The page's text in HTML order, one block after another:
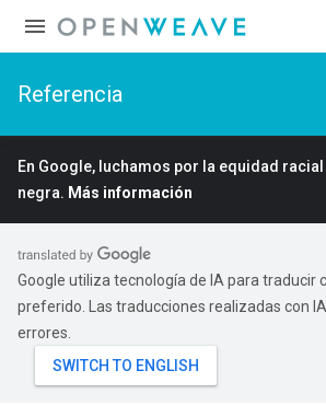
Referencia
En Google, luchamos por la equidad
negra. Más información
Google utiliza tecnología de IA para traducir
preferido. Las traducciones realizadas con
errores.